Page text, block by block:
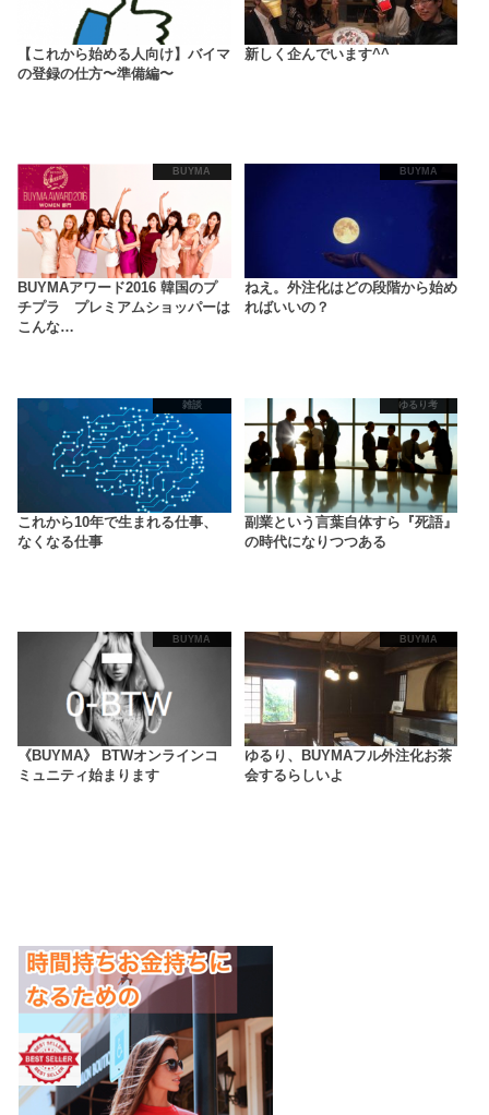
【これから始める人向け】バイマ
の登録の仕方〜準備編〜
新しく企んでいます^^
BUYMA
BUYMAアワード2016 韓国のプ
チプラ プレミアムショッパーは
こんな…
BUYMA
ねえ。外注化はどの段階から始め
ればいいの？
雑談
これから10年で生まれる仕事、
なくなる仕事
ゆるり考
副業という言葉自体すら『死語』
の時代になりつつある
BUYMA
《BUYMA》 BTWオンラインコ
ミュニティ始まります
BUYMA
ゆるり、BUYMAフル外注化お茶
会するらしいよ